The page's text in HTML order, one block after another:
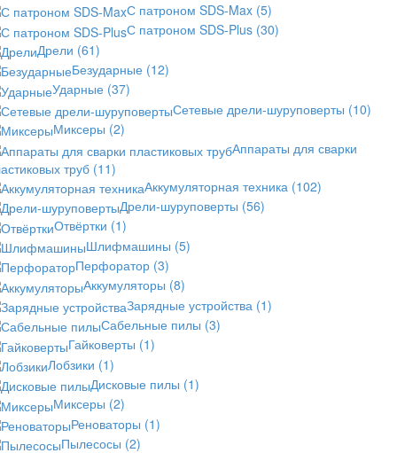
С патроном SDS-Max (5)
С патроном SDS-Plus (30)
Дрели (61)
Безударные (12)
Ударные (37)
Сетевые дрели-шуруповерты (10)
Миксеры (2)
Аппараты для сварки
труб (11)
Аккумуляторная техника (102)
Дрели-шуруповерты (56)
Отвёртки (1)
Шлифмашины (5)
Перфоратор (3)
Аккумуляторы (8)
Зарядные устройства (1)
Сабельные пилы (3)
Гайковерты (1)
Лобзики (1)
Дисковые пилы (1)
Миксеры (2)
Реноваторы (1)
Пылесосы (2)